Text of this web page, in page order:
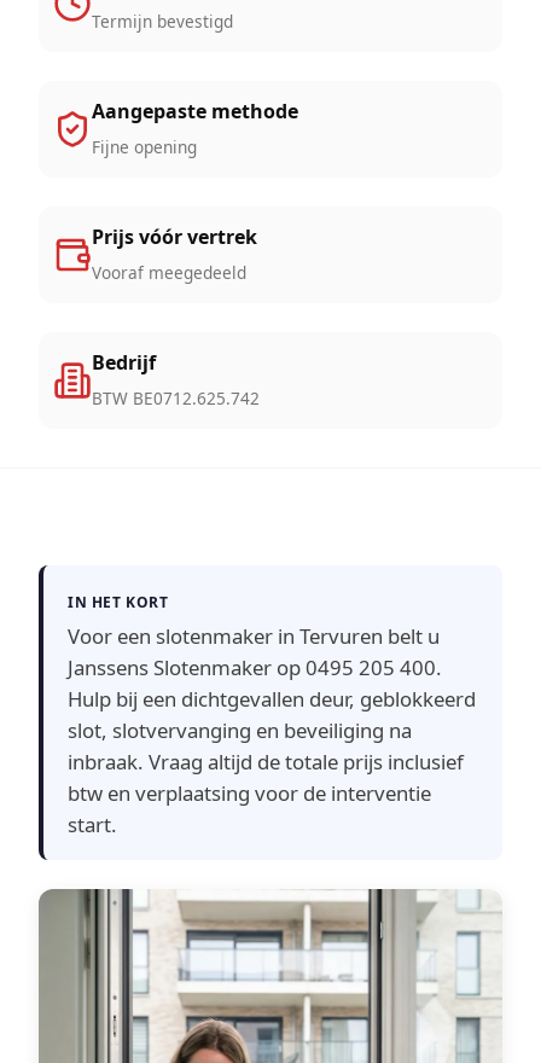
Termijn bevestigd
Aangepaste methode
Fijne opening
Prijs vóór vertrek
Vooraf meegedeeld
Bedrijf
BTW BE0712.625.742
IN HET KORT
Voor een slotenmaker in Tervuren belt u
Janssens Slotenmaker op 0495 205 400.
Hulp bij een dichtgevallen deur, geblokkeerd
slot, slotvervanging en beveiliging na
inbraak. Vraag altijd de totale prijs inclusief
btw en verplaatsing voor de interventie
start.